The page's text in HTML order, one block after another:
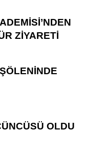
ZİYARETİ
OLDU